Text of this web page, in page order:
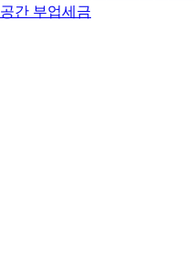
공간 부업세금